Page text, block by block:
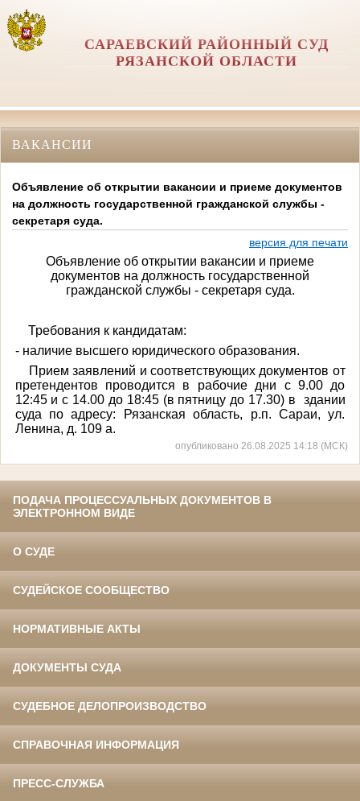
САРАЕВСКИЙ РАЙОННЫЙ СУД
РЯЗАНСКОЙ ОБЛАСТИ
ВАКАНСИИ
Объявление об открытии вакансии и приеме документов
на должность государственной гражданской службы -
секретаря суда.
версия для печати
Объявление об открытии вакансии и приеме
документов на должность государственной
гражданской службы - секретаря суда.
Требования к кандидатам:
- наличие высшего юридического образования.
Прием заявлений и соответствующих документов от
претендентов проводится в рабочие дни с 9.00 до
12:45 и с 14.00 до 18:45 (в пятницу до 17.30) в здании
суда по адресу: Рязанская область, р.п. Сараи, ул.
Ленина, д. 109 а.
опубликовано 26.08.2025 14:18 (МСК)
ПОДАЧА ПРОЦЕССУАЛЬНЫХ ДОКУМЕНТОВ В
ЭЛЕКТРОННОМ ВИДЕ
О СУДЕ
СУДЕЙСКОЕ СООБЩЕСТВО
НОРМАТИВНЫЕ АКТЫ
ДОКУМЕНТЫ СУДА
СУДЕБНОЕ ДЕЛОПРОИЗВОДСТВО
СПРАВОЧНАЯ ИНФОРМАЦИЯ
ПРЕСС-СЛУЖБА